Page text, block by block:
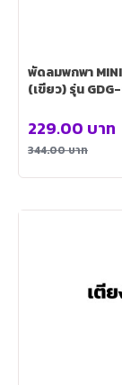
พัดลมพกพา
(เขียว) รุ่น
344.00บาท
229.00 บาท